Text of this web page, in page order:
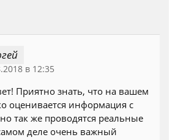
в 12:35
Приятно знать, что на вашем
оценивается информация с
так же проводятся реальные
деле очень важный